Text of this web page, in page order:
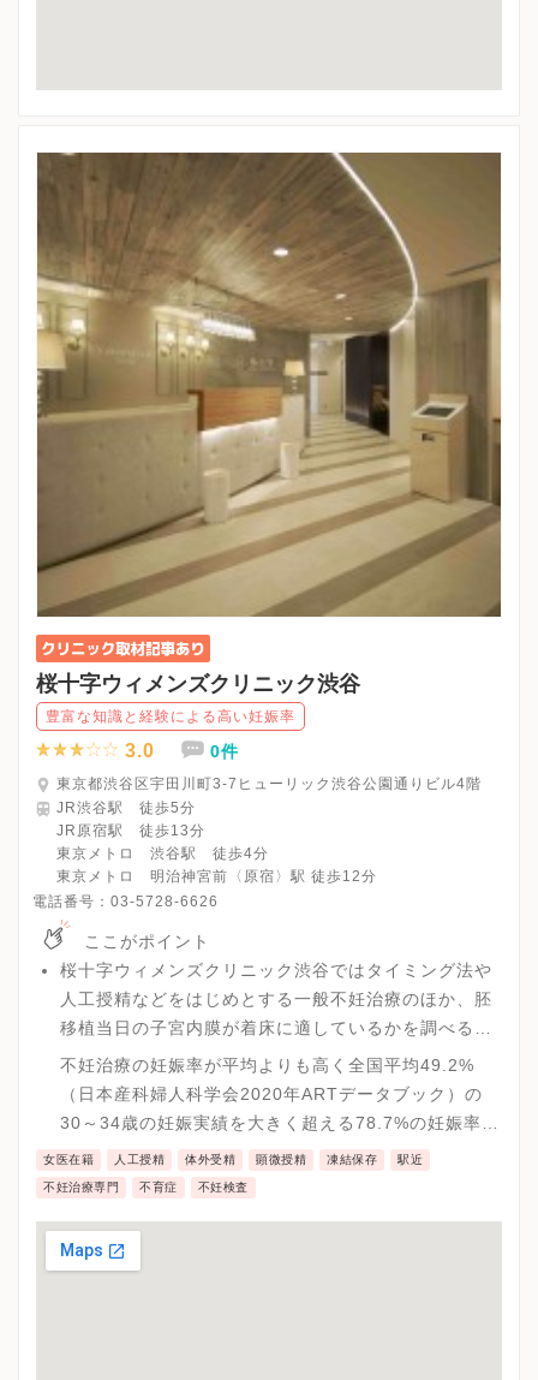
桜十字ウィメンズクリニック渋谷
豊富な知識と経験による高い妊娠率
3.0 0件
東京都渋谷区宇田川町3-7ヒューリック渋谷公園通りビル4階
JR渋谷駅 徒歩5分
JR原宿駅 徒歩13分
東京メトロ 渋谷駅 徒歩4分
東京メトロ 明治神宮前〈原宿〉駅 徒歩12分
電話番号： 03-5728-6626
ここがポイント
桜十字ウィメンズクリニック渋谷ではタイミング法や
人工授精などをはじめとする一般不妊治療のほか、胚
移植当日の子宮内膜が着床に適しているかを調べる先
進医療の検査（ERA)や、不育症などの検査など、多岐
にわたる検査・治療を行っています。
不妊治療の妊娠率が平均よりも高く全国平均49.2%
（日本産科婦人科学会2020年ARTデータブック）の
30～34歳の妊娠実績を大きく超える78.7%の妊娠率実
績を出しています。
女医在籍 人工授精 体外受精 顕微授精 凍結保存 駅近
不妊治療専門 不育症 不妊検査